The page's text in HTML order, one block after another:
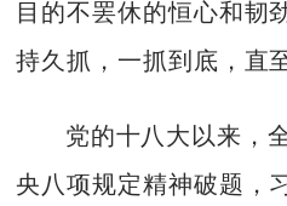
目的不罢休的恒心和韧
持久抓，一抓到底，直
党的十八大以来，
央八项规定精神破题，